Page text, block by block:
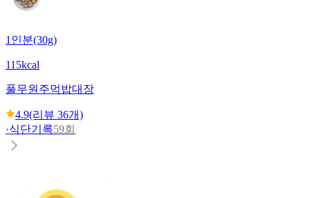
1인분(30g)
115kcal
풀무원 주먹밥대장
4.9(리뷰 36개)
·식단기록59회